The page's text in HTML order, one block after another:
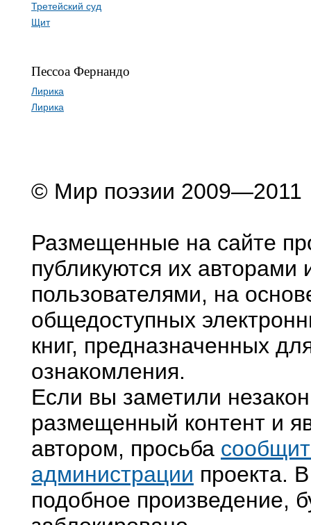
Третейский суд
Щит
Пессоа Фернандо
Лирика
Лирика
© Мир поэзии 2009—2011
Размещенные на сайте
публикуются их авторами
пользователями, на
общедоступных
книг, предназначенных
ознакомления.
Если вы заметили
размещенный контент и
автором, просьба
администрации проекта.
подобное произведение,